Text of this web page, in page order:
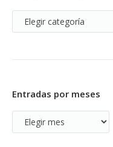
Categorías
Blog
Entradas por meses
Entradas
por